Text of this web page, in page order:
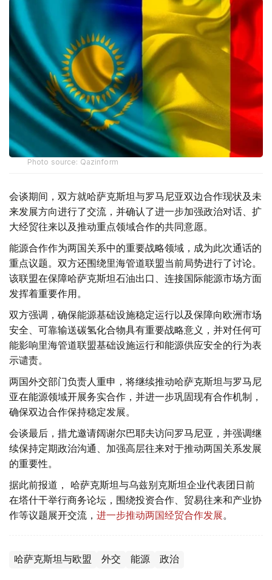
Photo source: Qazinform
会谈期间，双方就哈萨克斯坦与罗马尼亚双边合作现状及未
来发展方向进行了交流，并确认了进一步加强政治对话、扩
大经贸往来以及推动重点领域合作的共同意愿。
能源合作作为两国关系中的重要战略领域，成为此次通话的
重点议题。双方还围绕里海管道联盟当前局势进行了讨论。
该联盟在保障哈萨克斯坦石油出口、连接国际能源市场方面
发挥着重要作用。
双方强调，确保能源基础设施稳定运行以及保障向欧洲市场
安全、可靠输送碳氢化合物具有重要战略意义，并对任何可
能影响里海管道联盟基础设施运行和能源供应安全的行为表
示谴责。
两国外交部门负责人重申，将继续推动哈萨克斯坦与罗马尼
亚在能源领域开展务实合作，并进一步巩固现有合作机制，
确保双边合作保持稳定发展。
会谈最后，措尤邀请阔谢尔巴耶夫访问罗马尼亚，并强调继
续保持定期政治沟通、加强高层往来对于推动两国关系发展
的重要性。
据此前报道， 哈萨克斯坦与乌兹别克斯坦企业代表团日前
在塔什干举行商务论坛，围绕投资合作、贸易往来和产业协
作等议题展开交流， 进一步推动两国经贸合作发展。
哈萨克斯坦与欧盟 外交 能源 政治